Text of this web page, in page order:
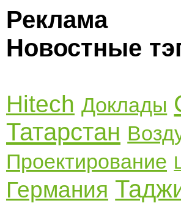
Реклама
Новостные
Hitech Доклады
Татарстан
Проектирование
Германия